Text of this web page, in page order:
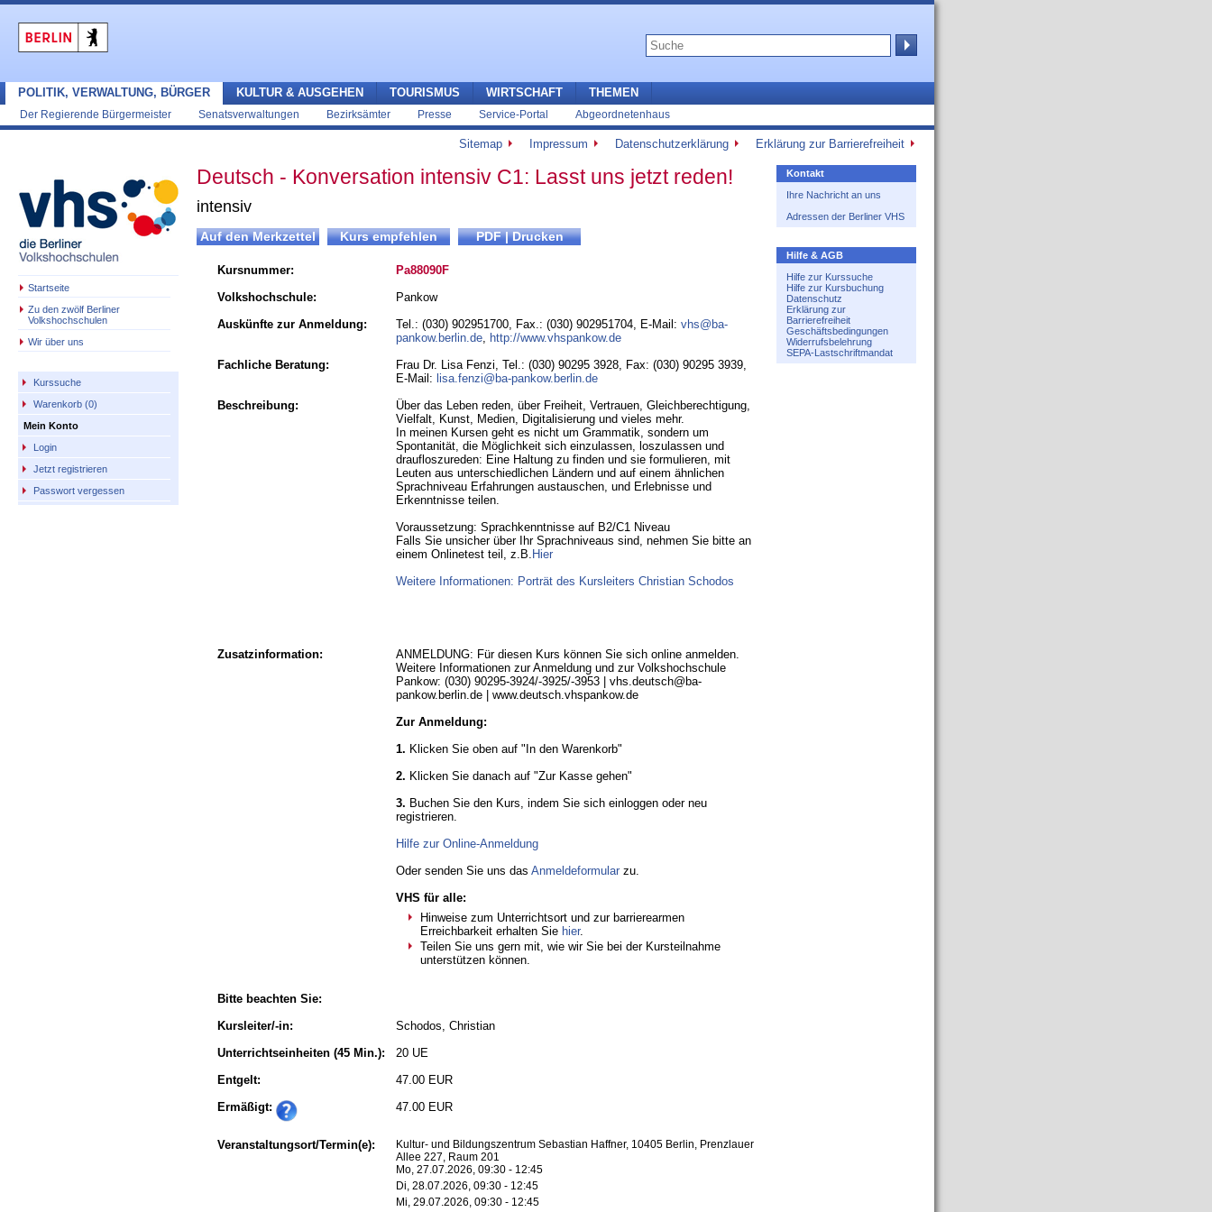
POLITIK, VERWALTUNG, BÜRGER
Der Regierende Bürgermeister Senatsverwaltungen Bezirksämter Presse Service-Portal Abgeordnetenhaus
KULTUR & AUSGEHEN TOURISMUS WIRTSCHAFT THEMEN
Sitemap Impressum Datenschutzerklärung Erklärung zur Barrierefreiheit
Startseite
Zu den zwölf Berliner
Volkshochschulen
Wir über uns
Kurssuche
Warenkorb (0)
Mein Konto
Login
Jetzt registrieren
Passwort vergessen
Kontakt
Ihre Nachricht an uns
Adressen der Berliner VHS
Hilfe & AGB
Hilfe zur Kurssuche
Hilfe zur Kursbuchung
Datenschutz
Erklärung zur
Barrierefreiheit
Geschäftsbedingungen
Widerrufsbelehrung
SEPA-Lastschriftmandat
Deutsch - Konversation intensiv C1: Lasst uns jetzt reden!
intensiv
Kursnummer:
Pa88090F
Volkshochschule:
Pankow
Auskünfte zur Anmeldung:
Tel.: (030) 902951700, Fax.: (030) 902951704, E-Mail: vhs@ba-
pankow.berlin.de, http://www.vhspankow.de
Fachliche Beratung:
Frau Dr. Lisa Fenzi, Tel.: (030) 90295 3928, Fax: (030) 90295 3939,
E-Mail: lisa.fenzi@ba-pankow.berlin.de
Beschreibung:
Über das Leben reden, über Freiheit, Vertrauen, Gleichberechtigung,
Vielfalt, Kunst, Medien, Digitalisierung und vieles mehr.
In meinen Kursen geht es nicht um Grammatik, sondern um
Spontanität, die Möglichkeit sich einzulassen, loszulassen und
draufloszureden: Eine Haltung zu finden und sie formulieren, mit
Leuten aus unterschiedlichen Ländern und auf einem ähnlichen
Sprachniveau Erfahrungen austauschen, und Erlebnisse und
Erkenntnisse teilen.
Voraussetzung: Sprachkenntnisse auf B2/C1 Niveau
Falls Sie unsicher über Ihr Sprachniveaus sind, nehmen Sie bitte an
einem Onlinetest teil, z.B. Hier
Weitere Informationen: Porträt des Kursleiters Christian Schodos
Zusatzinformation:
ANMELDUNG: Für diesen Kurs können Sie sich online anmelden.
Weitere Informationen zur Anmeldung und zur Volkshochschule
Pankow: (030) 90295-3924/-3925/-3953 | vhs.deutsch@ba-
pankow.berlin.de | www.deutsch.vhspankow.de
Zur Anmeldung:
1. Klicken Sie oben auf "In den Warenkorb"
2. Klicken Sie danach auf "Zur Kasse gehen"
3. Buchen Sie den Kurs, indem Sie sich einloggen oder neu
registrieren.
Hilfe zur Online-Anmeldung
Oder senden Sie uns das Anmeldeformular zu.
VHS für alle:
Hinweise zum Unterrichtsort und zur barrierearmen
Erreichbarkeit erhalten Sie hier.
Teilen Sie uns gern mit, wie wir Sie bei der Kursteilnahme
unterstützen können.
Bitte beachten Sie:
Kursleiter/-in:
Schodos, Christian
Unterrichtseinheiten (45 Min.):
20 UE
Entgelt:
47.00 EUR
Ermäßigt:
47.00 EUR
Veranstaltungsort/Termin(e):
Kultur- und Bildungszentrum Sebastian Haffner, 10405 Berlin, Prenzlauer
Allee 227, Raum 201
Mo, 27.07.2026, 09:30 - 12:45
Di, 28.07.2026, 09:30 - 12:45
Mi, 29.07.2026, 09:30 - 12:45